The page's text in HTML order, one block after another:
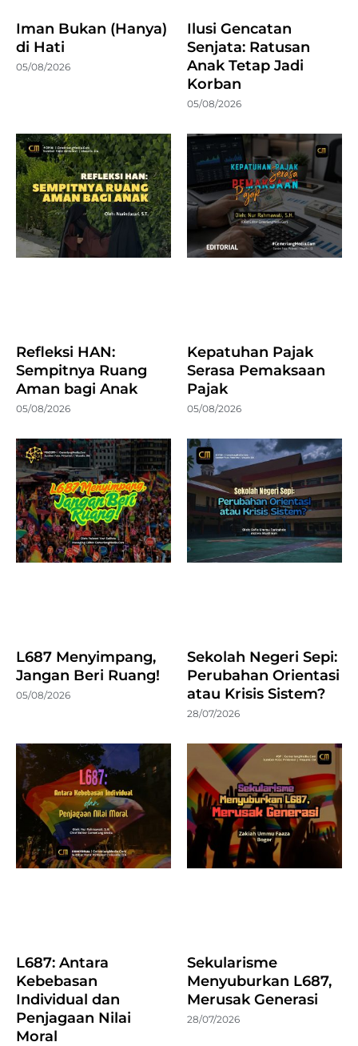
Iman Bukan (Hanya)
di Hati
05/08/2026
Ilusi Gencatan
Senjata: Ratusan
Anak Tetap Jadi
Korban
05/08/2026
Refleksi HAN:
Sempitnya Ruang
Aman bagi Anak
05/08/2026
Kepatuhan Pajak
Serasa Pemaksaan
Pajak
05/08/2026
L687 Menyimpang,
Jangan Beri Ruang!
05/08/2026
Sekolah Negeri Sepi:
Perubahan Orientasi
atau Krisis Sistem?
28/07/2026
L687: Antara
Kebebasan
Individual dan
Penjagaan Nilai
Moral
Sekularisme
Menyuburkan L687,
Merusak Generasi
28/07/2026